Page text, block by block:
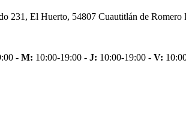
231, El Huerto, 54807 Cuautitlán de
- M: 10:00-19:00 - J: 10:00-19:00 - V: